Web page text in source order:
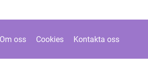
Om oss Cookies Kontakta oss